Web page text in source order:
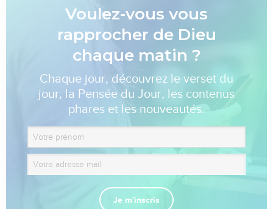
Voulez-vous vous
rapprocher de Dieu
chaque matin ?
Chaque jour, découvrez le verset du
jour, la Pensée du Jour, les contenus
phares et les nouveautés.
Je m'inscris